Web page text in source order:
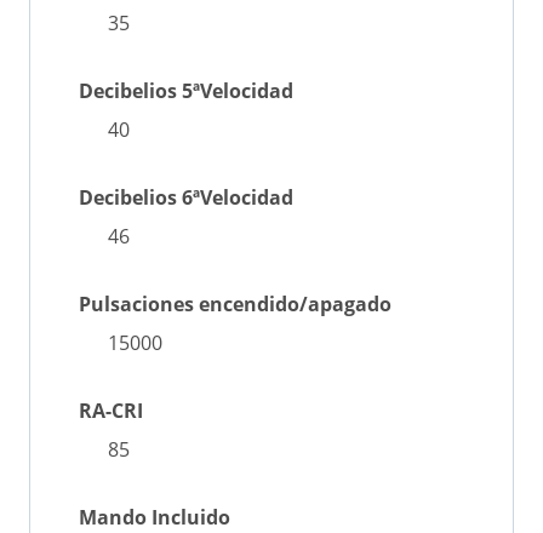
35
Decibelios 5ªVelocidad
40
Decibelios 6ªVelocidad
46
Pulsaciones encendido/apagado
15000
RA-CRI
85
Mando Incluido